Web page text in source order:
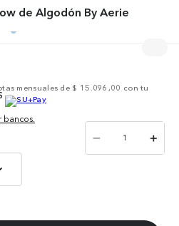
de Algodón By Aerie
mensuales de $ 15.096,00 con tu
bancos.
＋
－